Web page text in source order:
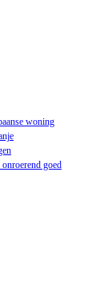
woning
goed